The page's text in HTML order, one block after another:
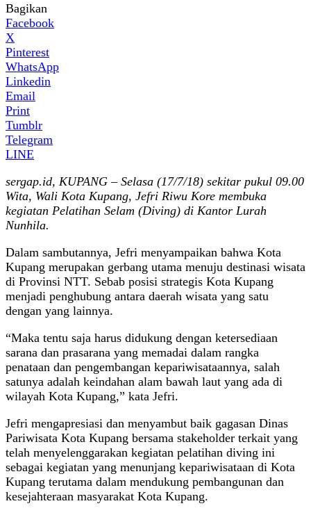
Bagikan
Facebook
X
Pinterest
WhatsApp
Linkedin
Email
Print
Tumblr
Telegram
LINE
sergap.id, KUPANG – Selasa (17/7/18) sekitar pukul 09.00
Wita, Wali Kota Kupang, Jefri Riwu Kore membuka
kegiatan Pelatihan Selam (Diving) di Kantor Lurah
Nunhila.
Dalam sambutannya, Jefri menyampaikan bahwa Kota
Kupang merupakan gerbang utama menuju destinasi wisata
di Provinsi NTT. Sebab posisi strategis Kota Kupang
menjadi penghubung antara daerah wisata yang satu
dengan yang lainnya.
“Maka tentu saja harus didukung dengan ketersediaan
sarana dan prasarana yang memadai dalam rangka
penataan dan pengembangan kepariwisataannya, salah
satunya adalah keindahan alam bawah laut yang ada di
wilayah Kota Kupang,” kata Jefri.
Jefri mengapresiasi dan menyambut baik gagasan Dinas
Pariwisata Kota Kupang bersama stakeholder terkait yang
telah menyelenggarakan kegiatan pelatihan diving ini
sebagai kegiatan yang menunjang kepariwisataan di Kota
Kupang terutama dalam mendukung pembangunan dan
kesejahteraan masyarakat Kota Kupang.